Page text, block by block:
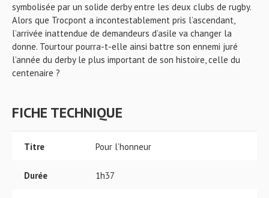
symbolisée par un solide derby entre les deux clubs de rugby.
Alors que Trocpont a incontestablement pris l’ascendant,
l’arrivée inattendue de demandeurs d’asile va changer la
donne. Tourtour pourra-t-elle ainsi battre son ennemi juré
l’année du derby le plus important de son histoire, celle du
centenaire ?
FICHE TECHNIQUE
Titre Pour l’honneur
Durée 1h37